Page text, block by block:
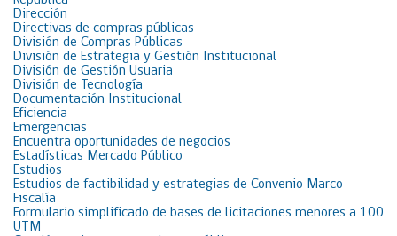
Dirección
Directivas de compras públicas
División de Compras Públicas
División de Estrategia y Gestión Institucional
División de Gestión Usuaria
División de Tecnología
Documentación Institucional
Eficiencia
Emergencias
Encuentra oportunidades de negocios
Estadísticas Mercado Público
Estudios
Estudios de factibilidad y estrategias de Convenio Marco
Fiscalía
Formulario simplificado de bases de licitaciones menores a 100
UTM